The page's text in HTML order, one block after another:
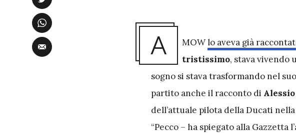
A MOWlo aveva già
tristissimo, stava vivendo
sogno si stava trasformando nel
partito anche il racconto di
dell’attuale pilota della Ducati nella
“Pecco – ha spiegato alla